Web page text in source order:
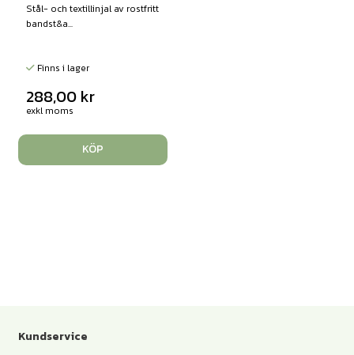
Stål- och textillinjal av rostfritt
bandst&a...
Finns i lager
288,00 kr
exkl moms
KÖP
Kundservice